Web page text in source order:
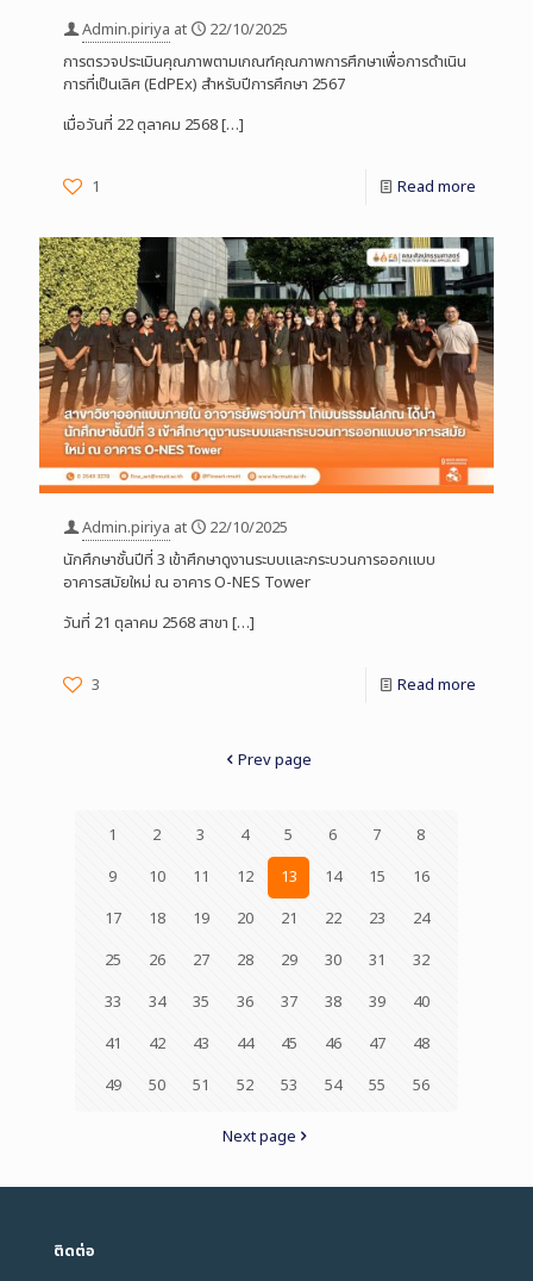
Admin.piriya at
22/10/2025
การตรวจประเมินคุณภาพตามเกณฑ์คุณภาพการศึกษาเพื่อการดำเนิน
การที่เป็นเลิศ (EdPEx) สำหรับปีการศึกษา 2567
เมื่อวันที่ 22 ตุลาคม 2568[…]
1 Read more
Admin.piriya at
22/10/2025
นักศึกษาชั้นปีที่ 3 เข้าศึกษาดูงานระบบและกระบวนการออกแบบ
อาคารสมัยใหม่ ณ อาคาร O-NES Tower
วันที่ 21 ตุลาคม 2568 สาขา […]
3 Read more
Prev page
1 2 3 4 5 6 7
8
9
10 11 12 13 14 15
16
17
18 19 20 21 22 23
24
25
26 27 28 29 30 31
32
33
34 35 36 37 38 39
40
41
42 43 44 45 46 47
48
49
50 51 52 53 54 55 56
Next page
ติดต่อ